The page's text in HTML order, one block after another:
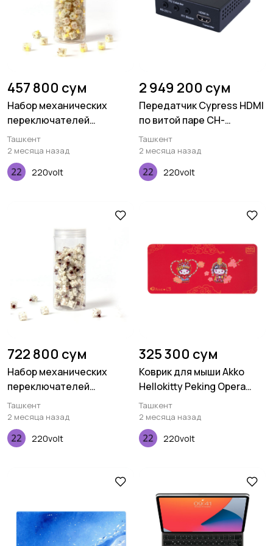
457 800 сум
Набор механических
переключателей
Keychron Gateron Cap, V2
Milky Yellow, 110 pcs
Ташкент
2 месяца назад
220volt
2 949 200 сум
Передатчик Cypress HDMI
по витой паре CH-
506TXPLBD
Ташкент
2 месяца назад
220volt
722 800 сум
Набор механических
переключателей
Keychron Gateron Silent,
Brown, 110 pcs
Ташкент
2 месяца назад
220volt
325 300 сум
Коврик для мыши Akko
Hellokitty Peking Opera
Deskmat A
Ташкент
2 месяца назад
220volt